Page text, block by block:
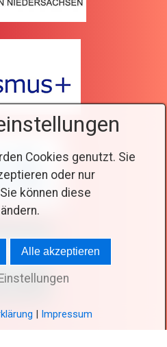
Cookies genutzt. Sie
oder nur
können diese
Alle akzeptieren
| Impressum